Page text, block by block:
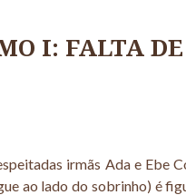
I: FALTA DE
irmãs Ada e Ebe
ao lado do sobrinho) é